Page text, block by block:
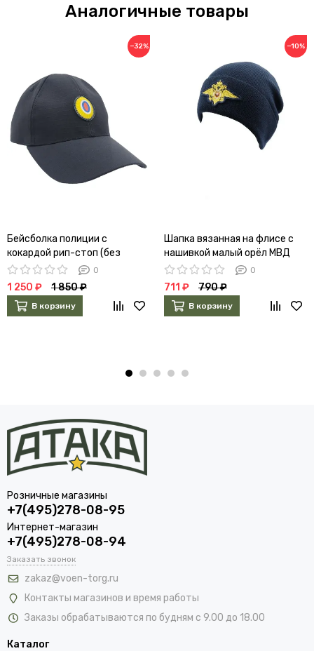
Аналогичные товары
−32%
Бейсболка полиции с
кокардой рип-стоп (без
канта)
0
1 250 ₽ 1 850 ₽
В корзину
−10%
Шапка вязанная на флисе с
нашивкой малый орёл МВД
(синяя)
0
711 ₽ 790 ₽
В корзину
Розничные магазины
+7(495)278-08-95
Интернет-магазин
+7(495)278-08-94
Заказать звонок
zakaz@voen-torg.ru
Контакты магазинов и время работы
Заказы обрабатываются по будням с 9.00 до 18.00
Каталог